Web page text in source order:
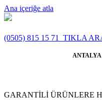
Ana içeriğe atla
(0505) 815 15 71 TIKLA
ANTALYA
GARANTİLİ ÜRÜNLERE